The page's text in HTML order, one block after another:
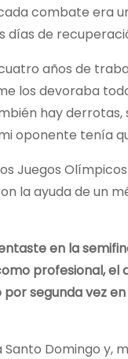
combate era
días de
años de
los devoraba
hay
oponente tenía
Juegos
la ayuda de un
en la
profesional, el
segunda vez
Santo Domingo